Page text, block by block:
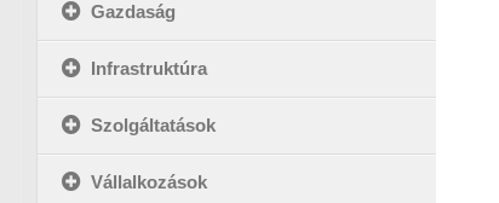
Gazdaság
Infrastruktúra
Szolgáltatások
Vállalkozások